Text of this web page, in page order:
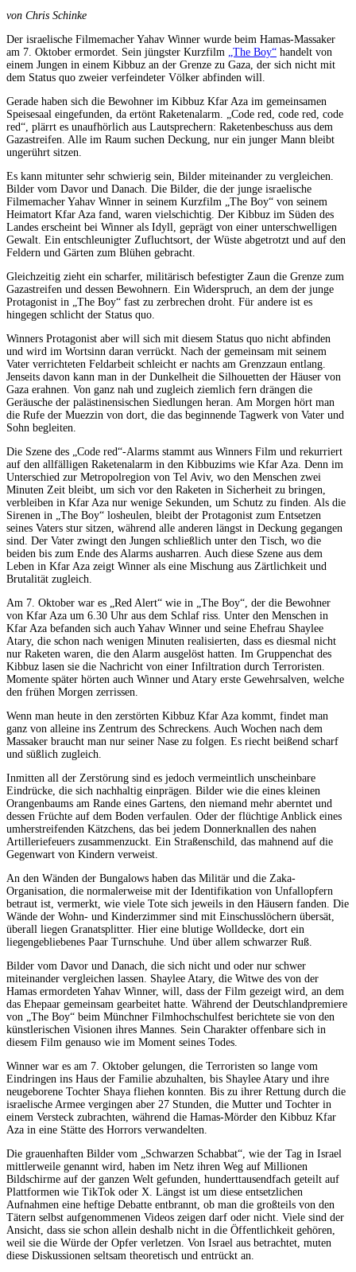
von Chris Schinke
Der israelische Filmemacher Yahav Winner wurde beim Hamas-Massaker
am 7. Oktober ermordet. Sein jüngster Kurzfilm
„The Boy“ handelt von
einem Jungen in einem Kibbuz an der Grenze zu Gaza, der sich nicht mit
dem Status quo zweier verfeindeter Völker abfinden will.
Gerade haben sich die Bewohner im Kibbuz Kfar Aza im gemeinsamen
Speisesaal eingefunden, da ertönt Raketenalarm. „Code red, code red, code
red“, plärrt es unaufhörlich aus Lautsprechern: Raketenbeschuss aus dem
Gazastreifen. Alle im Raum suchen Deckung, nur ein junger Mann bleibt
ungerührt sitzen.
Es kann mitunter sehr schwierig sein, Bilder miteinander zu vergleichen.
Bilder vom Davor und Danach. Die Bilder, die der junge israelische
Filmemacher Yahav Winner in seinem Kurzfilm „The Boy“ von seinem
Heimatort Kfar Aza fand, waren vielschichtig. Der Kibbuz im Süden des
Landes erscheint bei Winner als Idyll, geprägt von einer unterschwelligen
Gewalt. Ein entschleunigter Zufluchtsort, der Wüste abgetrotzt und auf den
Feldern und Gärten zum Blühen gebracht.
Gleichzeitig zieht ein scharfer, militärisch befestigter Zaun die Grenze zum
Gazastreifen und dessen Bewohnern. Ein Widerspruch, an dem der junge
Protagonist in „The Boy“ fast zu zerbrechen droht. Für andere ist es
hingegen schlicht der Status quo.
Winners Protagonist aber will sich mit diesem Status quo nicht abfinden
und wird im Wortsinn daran verrückt. Nach der gemeinsam mit seinem
Vater verrichteten Feldarbeit schleicht er nachts am Grenzzaun entlang.
Jenseits davon kann man in der Dunkelheit die Silhouetten der Häuser von
Gaza erahnen. Von ganz nah und zugleich ziemlich fern drängen die
Geräusche der palästinensischen Siedlungen heran. Am Morgen hört man
die Rufe der Muezzin von dort, die das beginnende Tagwerk von Vater und
Sohn begleiten.
Die Szene des „Code red“-Alarms stammt aus Winners Film und rekurriert
auf den allfälligen Raketenalarm in den Kibbuzims wie Kfar Aza. Denn im
Unterschied zur Metropolregion von Tel Aviv, wo den Menschen zwei
Minuten Zeit bleibt, um sich vor den Raketen in Sicherheit zu bringen,
verbleiben in Kfar Aza nur wenige Sekunden, um Schutz zu finden. Als die
Sirenen in „The Boy“ losheulen, bleibt der Protagonist zum Entsetzen
seines Vaters stur sitzen, während alle anderen längst in Deckung gegangen
sind. Der Vater zwingt den Jungen schließlich unter den Tisch, wo die
beiden bis zum Ende des Alarms ausharren. Auch diese Szene aus dem
Leben in Kfar Aza zeigt Winner als eine Mischung aus Zärtlichkeit und
Brutalität zugleich.
Am 7. Oktober war es „Red Alert“ wie in „The Boy“, der die Bewohner
von Kfar Aza um 6.30 Uhr aus dem Schlaf riss. Unter den Menschen in
Kfar Aza befanden sich auch Yahav Winner und seine Ehefrau Shaylee
Atary, die schon nach wenigen Minuten realisierten, dass es diesmal nicht
nur Raketen waren, die den Alarm ausgelöst hatten. Im Gruppenchat des
Kibbuz lasen sie die Nachricht von einer Infiltration durch Terroristen.
Momente später hörten auch Winner und Atary erste Gewehrsalven, welche
den frühen Morgen zerrissen.
Wenn man heute in den zerstörten Kibbuz Kfar Aza kommt, findet man
ganz von alleine ins Zentrum des Schreckens. Auch Wochen nach dem
Massaker braucht man nur seiner Nase zu folgen. Es riecht beißend scharf
und süßlich zugleich.
Inmitten all der Zerstörung sind es jedoch vermeintlich unscheinbare
Eindrücke, die sich nachhaltig einprägen. Bilder wie die eines kleinen
Orangenbaums am Rande eines Gartens, den niemand mehr aberntet und
dessen Früchte auf dem Boden verfaulen. Oder der flüchtige Anblick eines
umherstreifenden Kätzchens, das bei jedem Donnerknallen des nahen
Artilleriefeuers zusammenzuckt. Ein Straßenschild, das mahnend auf die
Gegenwart von Kindern verweist.
An den Wänden der Bungalows haben das Militär und die Zaka-
Organisation, die normalerweise mit der Identifikation von Unfallopfern
betraut ist, vermerkt, wie viele Tote sich jeweils in den Häusern fanden. Die
Wände der Wohn- und Kinderzimmer sind mit Einschusslöchern übersät,
überall liegen Granatsplitter. Hier eine blutige Wolldecke, dort ein
liegengebliebenes Paar Turnschuhe. Und über allem schwarzer Ruß.
Bilder vom Davor und Danach, die sich nicht und oder nur schwer
miteinander vergleichen lassen. Shaylee Atary, die Witwe des von der
Hamas ermordeten Yahav Winner, will, dass der Film gezeigt wird, an dem
das Ehepaar gemeinsam gearbeitet hatte. Während der Deutschlandpremiere
von „The Boy“ beim Münchner Filmhochschulfest berichtete sie von den
künstlerischen Visionen ihres Mannes. Sein Charakter offenbare sich in
diesem Film genauso wie im Moment seines Todes.
Winner war es am 7. Oktober gelungen, die Terroristen so lange vom
Eindringen ins Haus der Familie abzuhalten, bis Shaylee Atary und ihre
neugeborene Tochter Shaya fliehen konnten. Bis zu ihrer Rettung durch die
israelische Armee vergingen aber 27 Stunden, die Mutter und Tochter in
einem Versteck zubrachten, während die Hamas-Mörder den Kibbuz Kfar
Aza in eine Stätte des Horrors verwandelten.
Die grauenhaften Bilder vom „Schwarzen Schabbat“, wie der Tag in Israel
mittlerweile genannt wird, haben im Netz ihren Weg auf Millionen
Bildschirme auf der ganzen Welt gefunden, hunderttausendfach geteilt auf
Plattformen wie TikTok oder X. Längst ist um diese entsetzlichen
Aufnahmen eine heftige Debatte entbrannt, ob man die großteils von den
Tätern selbst aufgenommenen Videos zeigen darf oder nicht. Viele sind der
Ansicht, dass sie schon allein deshalb nicht in die Öffentlichkeit gehören,
weil sie die Würde der Opfer verletzen. Von Israel aus betrachtet, muten
diese Diskussionen seltsam theoretisch und entrückt an.